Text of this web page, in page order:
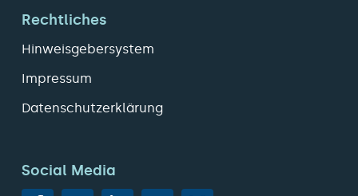
Rechtliches
Hinweisgebersystem
Impressum
Datenschutzerklärung
Social Media